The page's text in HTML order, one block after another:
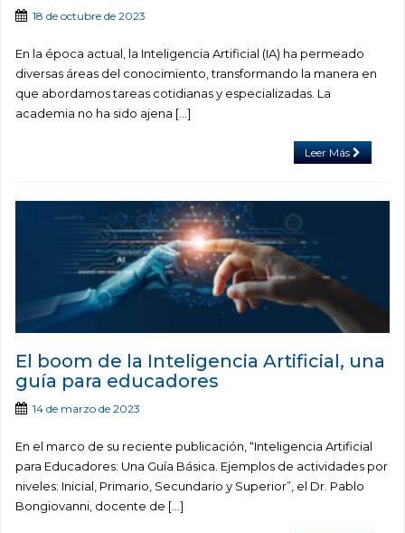
18 de octubre de 2023
En la época actual, la Inteligencia Artificial (IA) ha permeado
diversas áreas del conocimiento, transformando la manera en
que abordamos tareas cotidianas y especializadas. La
academia no ha sido ajena […]
Leer Más
El boom de la Inteligencia Artificial, una
guía para educadores
14 de marzo de 2023
En el marco de su reciente publicación, “Inteligencia Artificial
para Educadores: Una Guía Básica. Ejemplos de actividades por
niveles: Inicial, Primario, Secundario y Superior”, el Dr. Pablo
Bongiovanni, docente de […]